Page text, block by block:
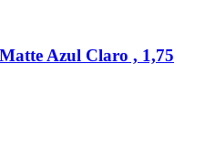
Azul Claro , 1,75